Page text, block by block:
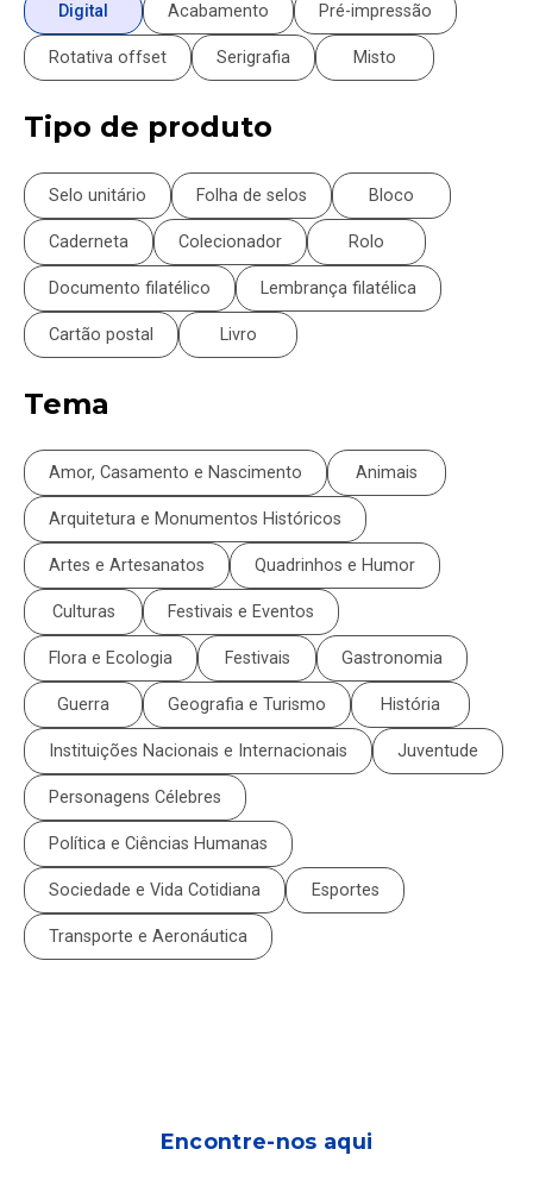
Digital Acabamento Pré-impressão
Rotativa offset Serigrafia Misto
Tipo de produto
Selo unitário Folha de selos Bloco
Caderneta Colecionador Rolo
Documento filatélico Lembrança filatélica
Cartão postal Livro
Tema
Amor, Casamento e Nascimento Animais
Arquitetura e Monumentos Históricos
Artes e Artesanatos Quadrinhos e Humor
Culturas Festivais e Eventos
Flora e Ecologia Festivais Gastronomia
Guerra Geografia e Turismo História
Instituições Nacionais e Internacionais Juventude
Personagens Célebres
Política e Ciências Humanas
Sociedade e Vida Cotidiana Esportes
Transporte e Aeronáutica
Encontre-nos aqui